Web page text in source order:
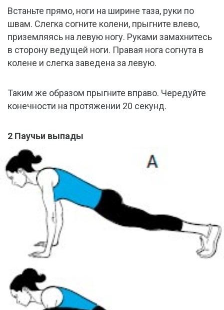
Встаньте прямо, ноги на ширине таза, руки по
швам. Слегка согните колени, прыгните влево,
приземляясь на левую ногу. Руками замахнитесь
в сторону ведущей ноги. Правая нога согнута в
колене и слегка заведена за левую.
Таким же образом прыгните вправо. Чередуйте
конечности на протяжении 20 секунд.
2 Паучьи выпады